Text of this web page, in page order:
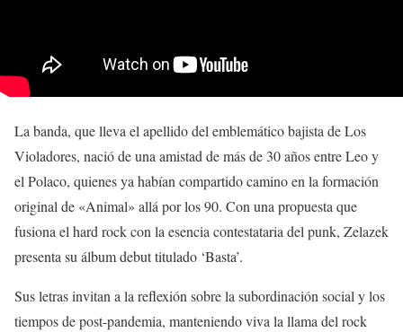
La banda, que lleva el apellido del emblemático bajista de Los
Violadores, nació de una amistad de más de 30 años entre Leo y
el Polaco, quienes ya habían compartido camino en la formación
original de «Animal» allá por los 90. Con una propuesta que
fusiona el hard rock con la esencia contestataria del punk, Zelazek
presenta su álbum debut titulado ‘Basta’.
Sus letras invitan a la reflexión sobre la subordinación social y los
tiempos de post-pandemia, manteniendo viva la llama del rock